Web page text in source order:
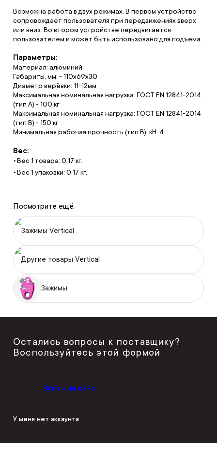
Возможна работа в двух режимах. В первом устройство
сопровождает пользователя при передвижениях вверх
или вниз. Во втором устройстве передвигается
пользователем и может быть использовано для подъема.
Параметры:
Материал: алюминий
Габариты, мм: - 110х69х30
Диаметр верёвки: 11-12мм
Максимальная номинальная нагрузка: ГОСТ EN 12841-2014
(тип A) - 100 кг
Максимальная номинальная нагрузка: ГОСТ EN 12841-2014
(тип B) - 150 кг
Минимальная рабочая прочность (тип B), кН: 4
Вес:
Вес 1 товара: 0.17 кг.
Вес 1 упаковки: 0.17 кг.
Посмотрите ещё:
Зажимы Vertical
Другие товары Vertical
Зажимы
Остались вопросы к поставщику?
Воспользуйтесь этой формой
Войти на сайт
У меня нет аккаунта